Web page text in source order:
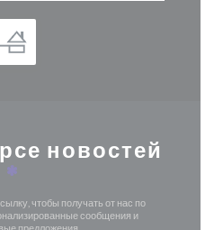
новостей
*
чтобы получать от нас по
сообщения и